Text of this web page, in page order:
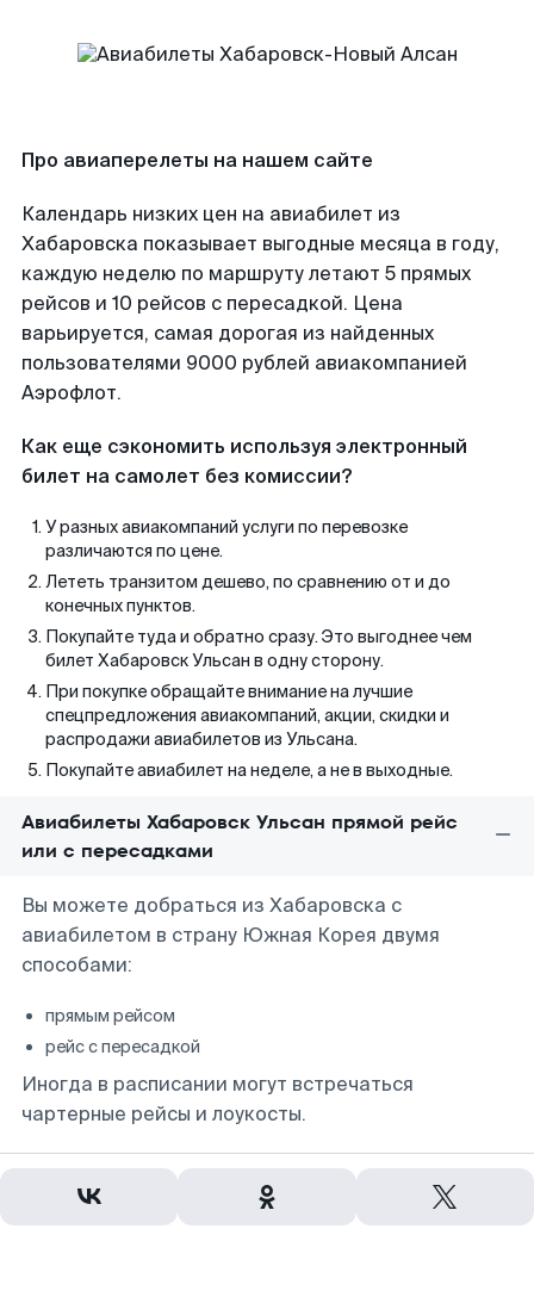
Про авиаперелеты на нашем сайте
Календарь низких цен на авиабилет из
Хабаровска показывает выгодные месяца в году,
каждую неделю по маршруту летают 5 прямых
рейсов и 10 рейсов с пересадкой. Цена
варьируется, самая дорогая из найденных
пользователями 9000 рублей авиакомпанией
Аэрофлот.
Как еще сэкономить используя электронный
билет на самолет без комиссии?
У разных авиакомпаний услуги по перевозке
различаются по цене.
Лететь транзитом дешево, по сравнению от и до
конечных пунктов.
Покупайте туда и обратно сразу. Это выгоднее чем
билет Хабаровск Ульсан в одну сторону.
При покупке обращайте внимание на лучшие
спецпредложения авиакомпаний, акции, скидки и
распродажи авиабилетов из Ульсана.
Покупайте авиабилет на неделе, а не в выходные.
Авиабилеты Хабаровск Ульсан прямой рейс
или с пересадками
Вы можете добраться из Хабаровска с
авиабилетом в страну Южная Корея двумя
способами:
прямым рейсом
рейс с пересадкой
Иногда в расписании могут встречаться
чартерные рейсы и лоукосты.